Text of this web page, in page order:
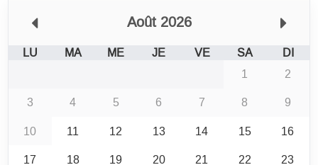
Août 2026
LU MA ME JE VE SA
DI
1
2
3
4 5 6 7 8
9
10
11 12 13 14 15
16
17
18 19 20 21 22
23